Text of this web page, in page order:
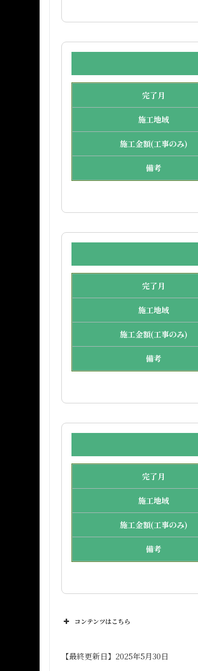
完了月
施工地域
施工金額(工事のみ)
備考
完了月
施工地域
施工金額(工事のみ)
備考
完了月
施工地域
施工金額(工事のみ)
備考
コンテンツはこちら
【最終更新日】2025年5月30日